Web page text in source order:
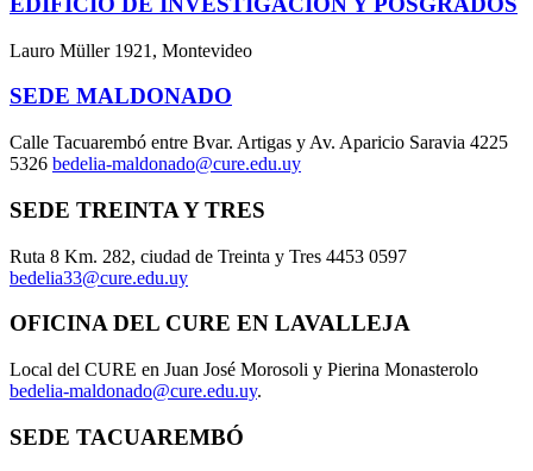
Lauro Müller 1921, Montevideo
SEDE MALDONADO
Calle Tacuarembó entre Bvar. Artigas y Av. Aparicio Saravia 4225
5326 bedelia-maldonado@cure.edu.uy
SEDE TREINTA Y TRES
Ruta 8 Km. 282, ciudad de Treinta y Tres 4453 0597
bedelia33@cure.edu.uy
OFICINA DEL CURE EN LAVALLEJA
Local del CURE en Juan José Morosoli y Pierina Monasterolo
bedelia-maldonado@cure.edu.uy.
SEDE TACUAREMBÓ